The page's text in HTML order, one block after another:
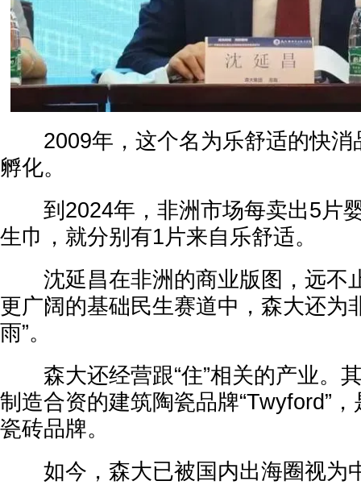
2009年，这个名为乐舒适的快消
孵化。
到2024年，非洲市场每卖出5片
生巾，就分别有1片来自乐舒适。
沈延昌在非洲的商业版图，远不
更广阔的基础民生赛道中，森大还为
雨”。
森大还经营跟“住”相关的产业。其
制造合资的建筑陶瓷品牌“Twyford”
瓷砖品牌。
如今，森大已被国内出海圈视为